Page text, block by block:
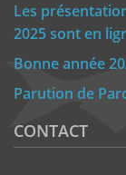
Les
2025 sont en
Bonne année
Parution de
CONTACT